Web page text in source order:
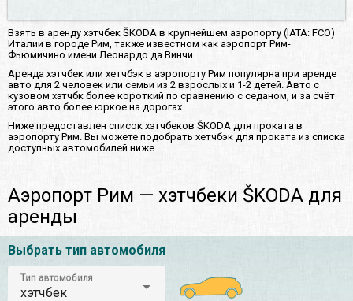
Взять в аренду хэтчбек ŠKODA в крупнейшем аэропорту (IATA: FCO)
Италии в городе Рим, также известном как аэропорт Рим-
Фьюмичино имени Леонардо да Винчи.
Аренда хэтчбек или хетчбэк в аэропорту Рим популярна при аренде
авто для 2 человек или семьи из 2 взрослых и 1-2 детей. Авто с
кузовом хэтчбк более короткий по сравнению с седаном, и за счёт
этого авто более юркое на дорогах.
Ниже предоставлен список хэтчбеков ŠKODA для проката в
аэропорту Рим. Вы можете подобрать хетчбэк для проката из списка
доступных автомобилей ниже.
Аэропорт Рим — хэтчбеки ŠKODA для
аренды
Выбрать тип автомобиля
Тип автомобиля
хэтчбек